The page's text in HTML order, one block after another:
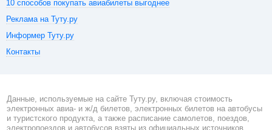
10 способов покупать авиабилеты выгоднее
Реклама на Туту.ру
Информер Туту.ру
Контакты
Данные, используемые на сайте Туту.ру, включая стоимость
электронных авиа- и ж/д билетов, электронных билетов на автобусы
и туристского продукта, а также расписание самолетов, поездов,
электропоездов и автобусов взяты из официальных источников.